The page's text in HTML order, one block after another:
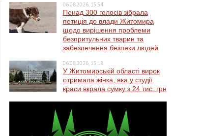
06.08.2026, 15:54
Понад 300 голосів зібрала
петиція до влади Житомира
щодо вирішення проблеми
безпритульних тварин та
забезпечення безпеки людей
06.08.2026, 15:18
У Житомирській області вирок
отримала жінка, яка у студії
краси вкрала сумку з 24 тис. грн